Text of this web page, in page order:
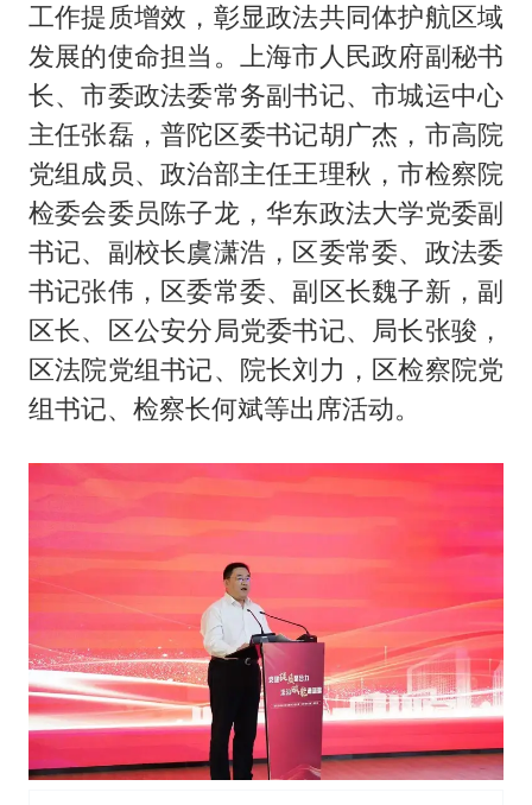
工作提质增效，彰显政法共同体护航区域
发展的使命担当。上海市人民政府副秘书
长、市委政法委常务副书记、市城运中心
主任张磊，普陀区委书记胡广杰，市高院
党组成员、政治部主任王理秋，市检察院
检委会委员陈子龙，华东政法大学党委副
书记、副校长虞潇浩，区委常委、政法委
书记张伟，区委常委、副区长魏子新，副
区长、区公安分局党委书记、局长张骏，
区法院党组书记、院长刘力，区检察院党
组书记、检察长何斌等出席活动。